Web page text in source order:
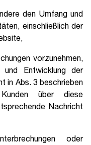
den Umfang und
einschließlich der
vorzunehmen,
und Entwicklung der
in Abs. 3 beschrieben
über diese
Nachricht
oder